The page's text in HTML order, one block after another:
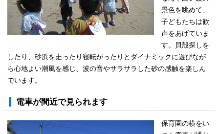
景色を眺めて、
子どもたちは歓
声をあげていま
す。貝殻探しを
したり、砂浜を走ったり寝転がったりとダイナミックに遊びなが
ら心地よい潮風を感じ、波の音やサラサラした砂の感触を楽しん
でいます。
電車が間近で見られます
保育園の横をい